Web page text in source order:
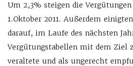
Um 2,3% steigen die
1.Oktober 2011. Außerdem
darauf, im Laufe des nächsten
Vergütungstabellen mit dem Ziel
veraltete und als ungerecht